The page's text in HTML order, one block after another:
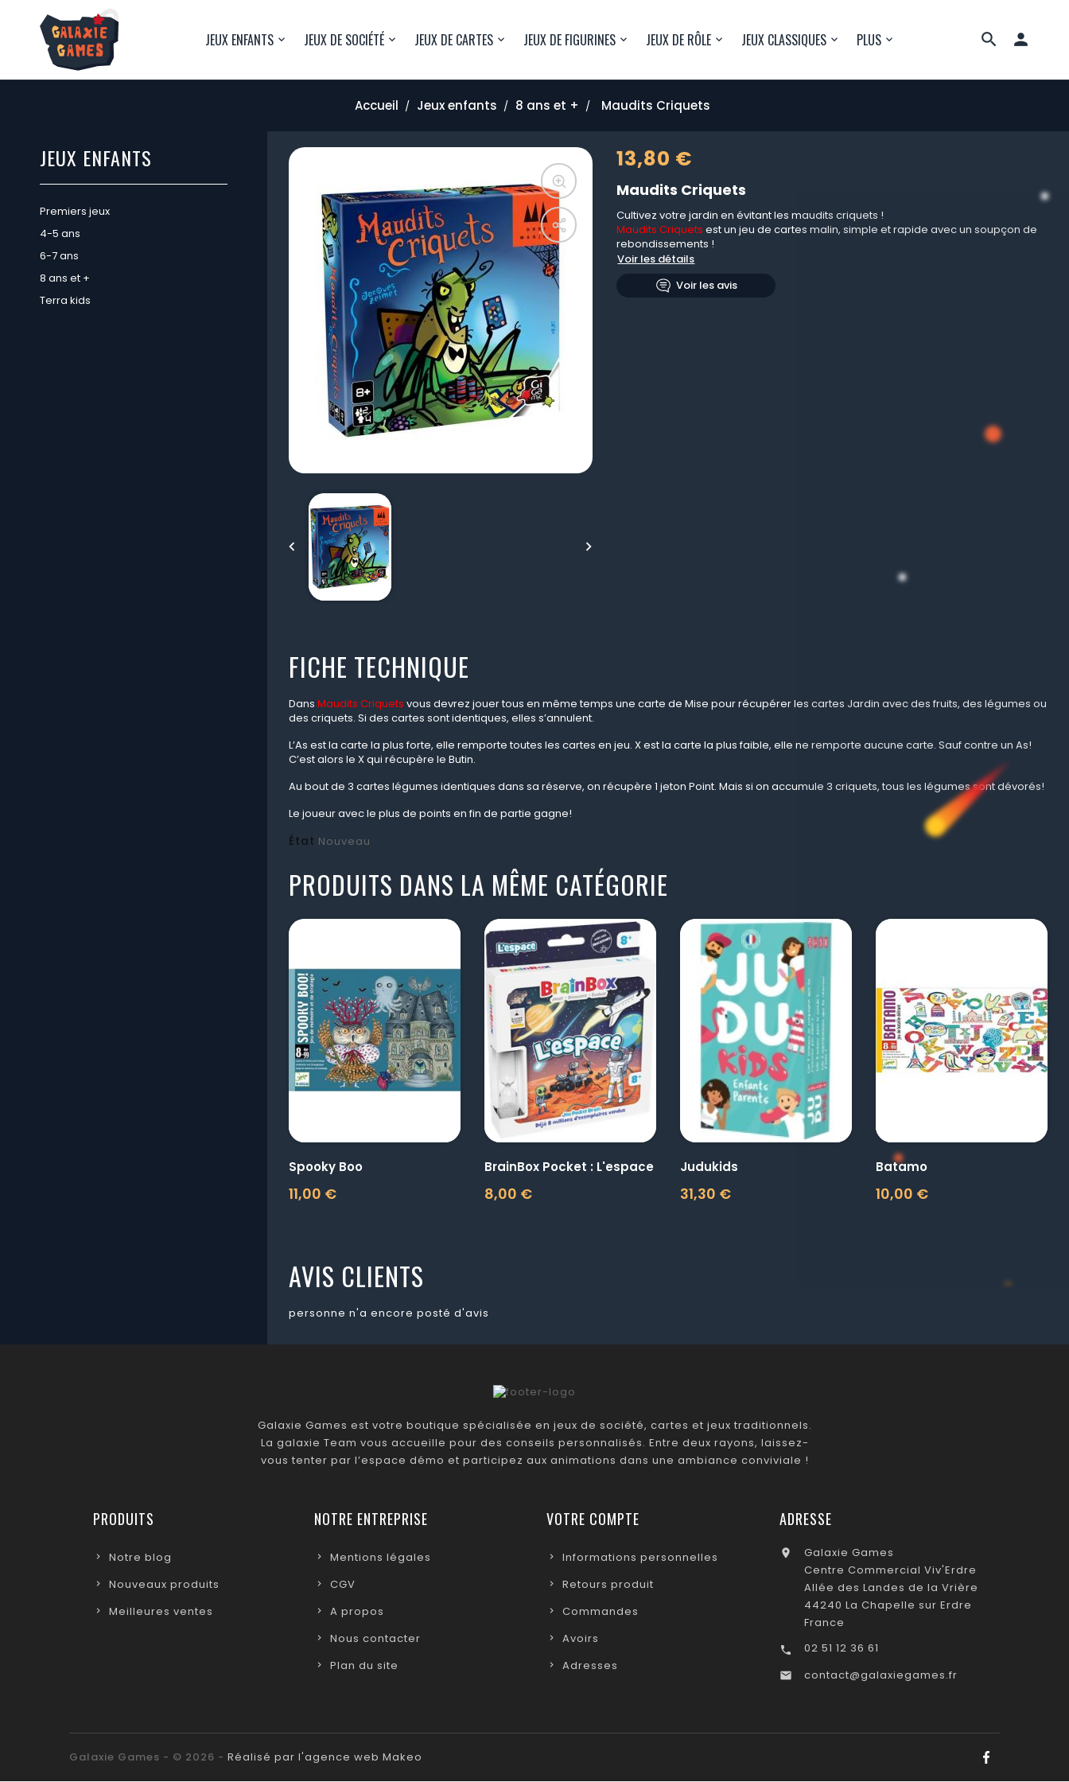

JEUX ENFANTS JEUX DE SOCIÉTÉ JEUX DE CARTES JEUX DE FIGURINES JEUX DE RÔLE JEUX CLASSIQUES PLUS
Accueil Jeux enfants 8 ans et + Maudits Criquets
JEUX ENFANTS
Premiers jeux
4-5 ans
6-7 ans
8 ans et +
Terra kids
 
13,80 €
Maudits Criquets
Cultivez votre jardin en évitant les maudits criquets !
Maudits Criquets est un jeu de cartes malin, simple et rapide avec un soupçon de
rebondissements !
Voir les détails
Voir les avis
FICHE TECHNIQUE
Dans Maudits Criquets vous devrez jouer tous en même temps une carte de Mise pour récupérer les cartes Jardin avec des fruits, des légumes ou
des criquets. Si des cartes sont identiques, elles s’annulent.
L’As est la carte la plus forte, elle remporte toutes les cartes en jeu. X est la carte la plus faible, elle ne remporte aucune carte. Sauf contre un As!
C’est alors le X qui récupère le Butin.
Au bout de 3 cartes légumes identiques dans sa réserve, on récupère 1 jeton Point. Mais si on accumule 3 criquets, tous les légumes sont dévorés!
Le joueur avec le plus de points en fin de partie gagne!
État Nouveau
PRODUITS DANS LA MÊME CATÉGORIE
visibility
Spooky Boo
11,00 €
Prix
visibility
BrainBox Pocket : L'espace
8,00 €
Prix
visibility
Judukids
31,30 €
Prix
visibility
Batamo
10,00 €
Prix
AVIS CLIENTS
personne n'a encore posté d'avis
Galaxie Games est votre boutique spécialisée en jeux de société, cartes et jeux traditionnels.
La galaxie Team vous accueille pour des conseils personnalisés. Entre deux rayons, laissez-
vous tenter par l’espace démo et participez aux animations dans une ambiance conviviale !
PRODUITS
Notre blog
Nouveaux produits
Meilleures ventes
NOTRE ENTREPRISE
Mentions légales
CGV
A propos
Nous contacter
Plan du site
VOTRE COMPTE
Informations personnelles
Retours produit
Commandes
Avoirs
Adresses
ADRESSE

Galaxie Games
Centre Commercial Viv'Erdre
Allée des Landes de la Vrière
44240 La Chapelle sur Erdre
France
 02 51 12 36 61
 contact@galaxiegames.fr
Galaxie Games - © 2026 - Réalisé par l'agence web Makeo